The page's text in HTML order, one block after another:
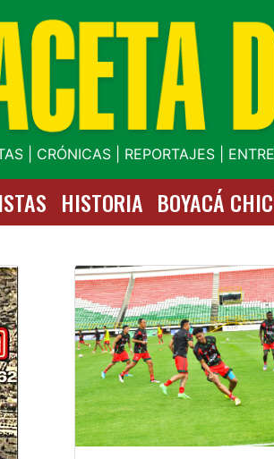
| CRÓNICAS | REPORTAJES |
HISTORIA BOYACÁ